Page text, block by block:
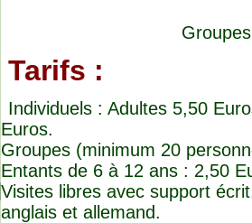
Tarifs :
Individuels : Adultes 5,50
Euros.
Groupes (minimum 20
Entants de 6 à 12 ans : 2,50
Visites libres avec support
anglais et allemand.